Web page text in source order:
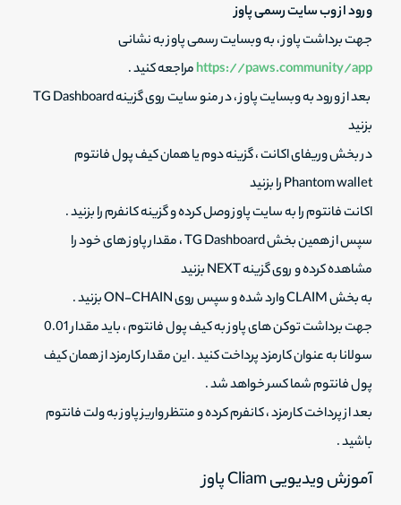
ورود از وب سایت رسمی پاوز
جهت برداشت پاوز ، به وبسایت رسمی پاوز به نشانی
https://paws.community/appمراجعه کنید .
بعد از ورود به وبسایت پاوز ، در منو سایت روی گزینه TG Dashboard
بزنید
در بخش وریفای اکانت ، گزینه دوم یا همان کیف پول فانتوم
Phantom wallet را بزنید
اکانت فانتوم را به سایت پاوز وصل کرده و گزینه کانفرم را بزنید .
سپس از همین بخش TG Dashboard ، مقدار پاوز های خود را
مشاهده کرده و روی گزینه NEXT بزنید
به بخش CLAIM وارد شده و سپس روی ON-CHAIN بزنید .
جهت برداشت توکن های پاوز به کیف پول فانتوم ، باید مقدار 0.01
سولانا به عنوان کارمزد پرداخت کنید . این مقدار کارمزد از همان کیف
پول فانتوم شما کسر خواهد شد .
بعد از پرداخت کارمزد ، کانفرم کرده و منتظر واریز پاوز به ولت فانتوم
باشید .
آموزش ویدیویی Cliam پاوز